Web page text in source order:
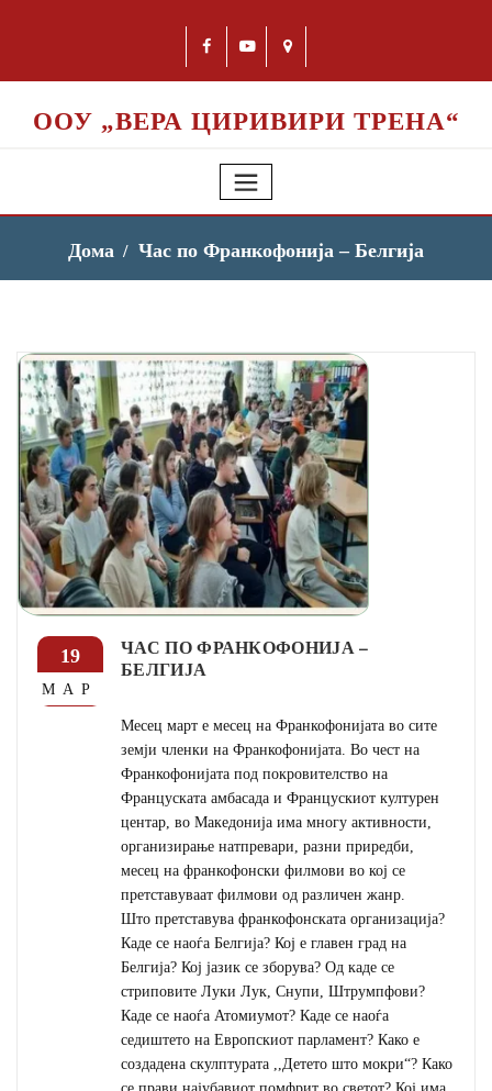
ООУ „ВЕРА ЦИРИВИРИ ТРЕНА“
Дома Час по Франкофонија – Белгија
19
МАР
ЧАС ПО ФРАНКОФОНИЈА –
БЕЛГИЈА
Месец март е месец на Франкофонијата во сите
земји членки на Франкофонијата. Во чест на
Франкофонијата под покровителство на
Француската амбасада и Францускиот културен
центар, во Македонија има многу активности,
организирање натпревари, разни приредби,
месец на франкофонски филмови во кој се
претставуваат филмови од различен жанр.
Што претставува франкофонската организација?
Каде се наоѓа Белгија? Кој е главен град на
Белгија? Кој јазик се зборува? Од каде се
стриповите Луки Лук, Снупи, Штрумпфови?
Каде се наоѓа Атомиумот? Каде се наоѓа
седиштето на Европскиот парламент? Како е
создадена скулптурата ,,Детето што мокри“? Како